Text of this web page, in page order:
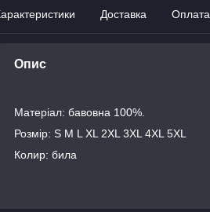
Доставка Оплата
Опис
Матеріал: бавовна 100%.
Розмір: S M L XL 2XL 3XL 4XL 5XL
Колир: била